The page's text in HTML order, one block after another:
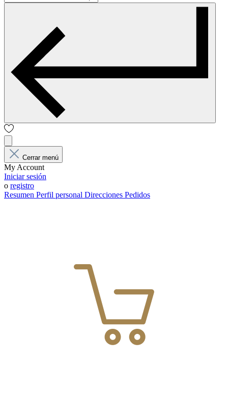
Cerrar menú
My Account
Iniciar sesión
o registro
Resumen Perfil personal Direcciones Pedidos